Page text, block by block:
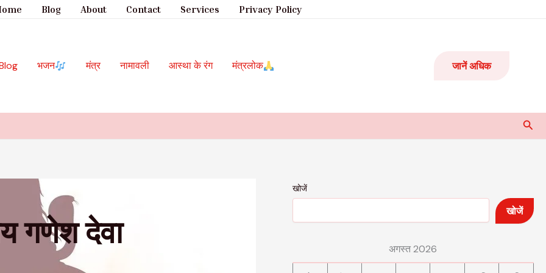
Blog About Contact Services Privacy Policy
भजन मंत्र नामावली आस्था के रंग मंत्रलोक जानें अधिक
गणेश देवा
खोजें
खोजें
अगस्त 2026